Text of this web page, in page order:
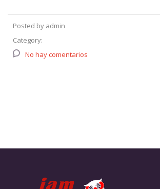
Posted by admin
Category:
No hay comentarios